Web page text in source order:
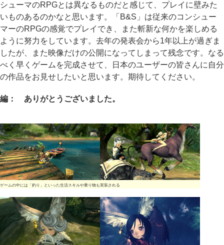
シューマのRPGとは異なるものだと感じて、プレイに壁みた
いものあるのかなと思います。「B&S」は従来のコンシュー
マーのRPGの感覚でプレイでき、また斬新な何かを楽しめる
ように努力をしています。去年の発表会から1年以上が過ぎま
したが、また映像だけの公開になってしまって残念です。なる
べく早くゲームを完成させて、日本のユーザーの皆さんに自分
の作品をお見せしたいと思います。期待してください。
編： ありがとうございました。
ゲームの中には「釣り」といった生活スキルや乗り物も実装される